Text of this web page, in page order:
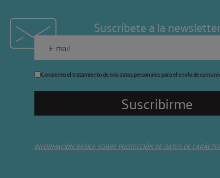
Suscríbete a la
Consiento el tratamiento de mis datos personales para el envío de
INFORMACIÓN BÁSICA SOBRE PROTECCIÓN DE DATOS DE